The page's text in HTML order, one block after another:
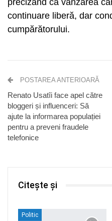
precizând că vânzarea
continuare liberă, dar
cumpărătorului.
POSTAREA ANTERIOARĂ
Renato Usatîi face apel către
bloggeri și influenceri: Să
ajute la informarea populației
pentru a preveni fraudele
telefonice
Citește și
Politic